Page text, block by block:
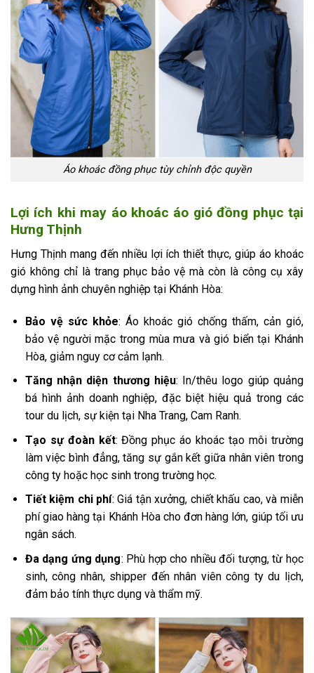
Áo khoác đồng phục tùy chỉnh độc quyền
Lợi ích khi may áo khoác áo gió đồng phục tại
Hưng Thịnh
Hưng Thịnh mang đến nhiều lợi ích thiết thực, giúp áo khoác
gió không chỉ là trang phục bảo vệ mà còn là công cụ xây
dựng hình ảnh chuyên nghiệp tại Khánh Hòa:
Bảo vệ sức khỏe: Áo khoác gió chống thấm, cản gió,
bảo vệ người mặc trong mùa mưa và gió biển tại Khánh
Hòa, giảm nguy cơ cảm lạnh.
Tăng nhận diện thương hiệu: In/thêu logo giúp quảng
bá hình ảnh doanh nghiệp, đặc biệt hiệu quả trong các
tour du lịch, sự kiện tại Nha Trang, Cam Ranh.
Tạo sự đoàn kết: Đồng phục áo khoác tạo môi trường
làm việc bình đẳng, tăng sự gắn kết giữa nhân viên trong
công ty hoặc học sinh trong trường học.
Tiết kiệm chi phí: Giá tận xưởng, chiết khấu cao, và miễn
phí giao hàng tại Khánh Hòa cho đơn hàng lớn, giúp tối ưu
ngân sách.
Đa dạng ứng dụng: Phù hợp cho nhiều đối tượng, từ học
sinh, công nhân, shipper đến nhân viên công ty du lịch,
đảm bảo tính thực dụng và thẩm mỹ.